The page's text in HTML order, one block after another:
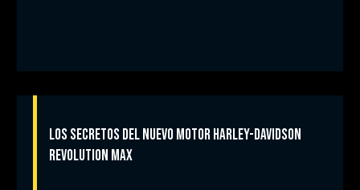
Los secretos del nuevo motor Harley-Davidson
Revolution Max